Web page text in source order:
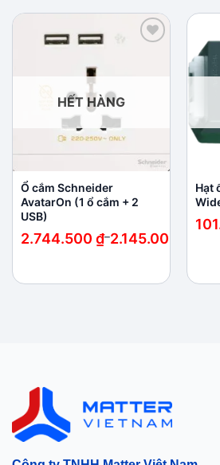
HẾT HÀNG
Ổ cắm Schneider
AvatarOn (1 ổ cắm + 2
USB)
2.145.000
–
2.744.500 ₫
Khoảng
giá:
2.744.500 ₫
Hạt
giá: